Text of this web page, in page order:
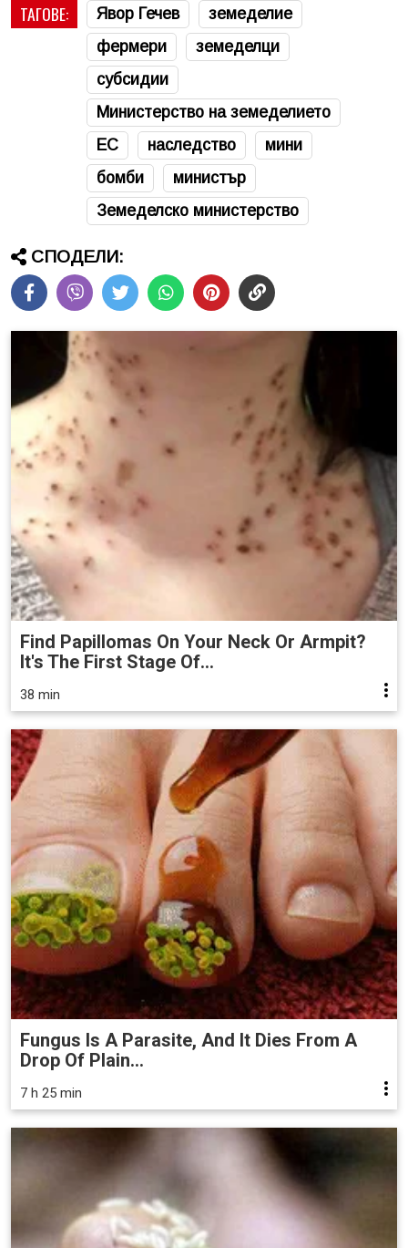
ТАГОВЕ: Явор Гечев
земеделие
фермери
земеделци
субсидии
Министерство на земеделието
ЕС
наследство
мини
бомби
министър
Земеделско министерство
СПОДЕЛИ:
Find Papillomas On Your Neck Or Armpit?
It's The First Stage Of...
38 min
Fungus Is A Parasite, And It Dies From A
Drop Of Plain...
7 h 25 min